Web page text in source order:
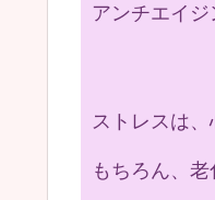
アンチエイジ
ストレスは、
もちろん、